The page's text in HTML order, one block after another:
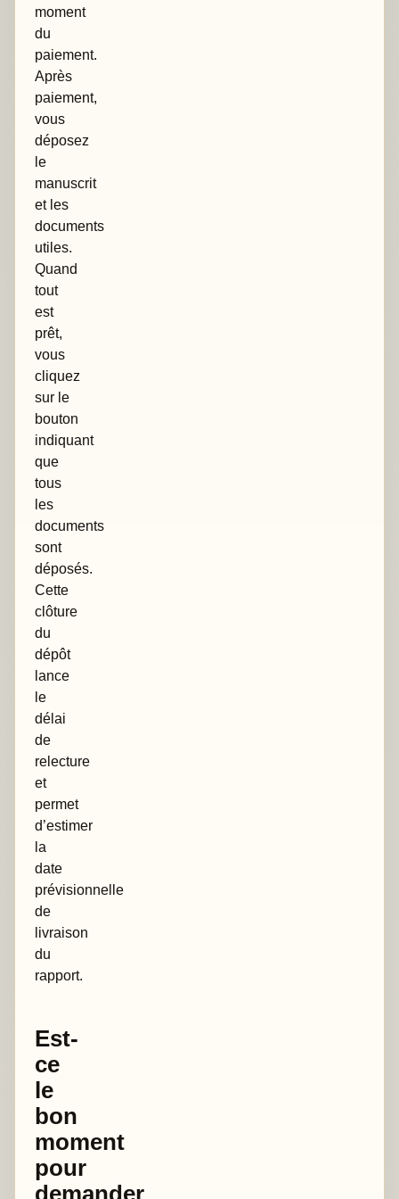
moment
du
paiement.
Après
paiement,
vous
déposez
le
manuscrit
et les
documents
utiles.
Quand
tout
est
prêt,
vous
cliquez
sur le
bouton
indiquant
que
tous
les
documents
sont
déposés.
Cette
clôture
du
dépôt
lance
le
délai
de
relecture
et
permet
d’estimer
la
date
prévisionnelle
de
livraison
du
rapport.
Est-
ce
le
bon
moment
pour
demander